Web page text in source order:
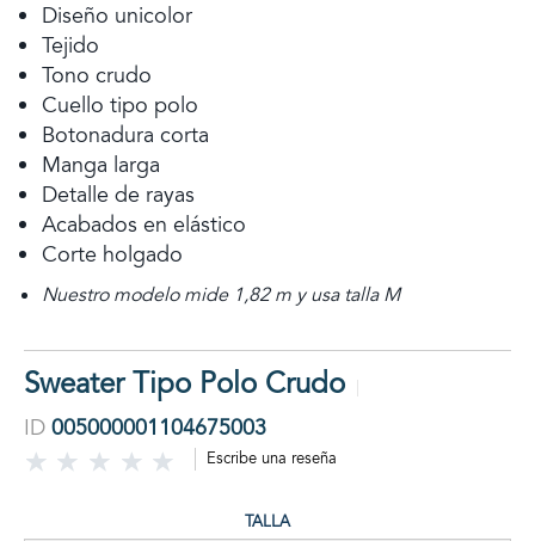
Diseño unicolor
Tejido
Tono crudo
Cuello tipo polo
Botonadura corta
Manga larga
Detalle de rayas
Acabados en elástico
Corte holgado
Nuestro modelo mide 1,82 m y usa talla M
Sweater Tipo Polo Crudo
ID 005000001104675003
Escribe una reseña
TALLA